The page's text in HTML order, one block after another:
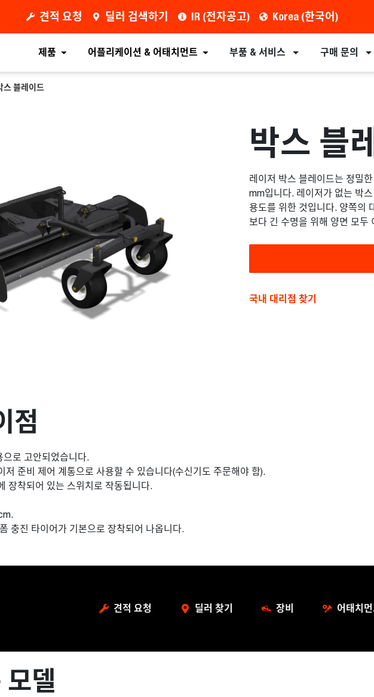
견적 요청 딜러 검색하기 IR (전자공고) Korea (한국어)
제품 어플리케이션 & 어태치먼트 부품 & 서비스 구매 문의
스 블레이드
박스 블
레이저 박스 블레이드는 정밀
mm입니다. 레이저가 없는 박
용도를 위한 것입니다. 양쪽의
보다 긴 수명을 위해 양면 모두
국내 대리점 찾기
점
으로 고안되었습니다.
저 준비 제어 계통으로 사용할 수 있습니다(수신기도 주문해야 함).
장착되어 있는 스위치로 작동됩니다.
충진 타이어가 기본으로 장착되어 나옵니다.
견적 요청 딜러 찾기 장비 어태치
견적 요청 딜러 찾기 장비 어태치먼트
델